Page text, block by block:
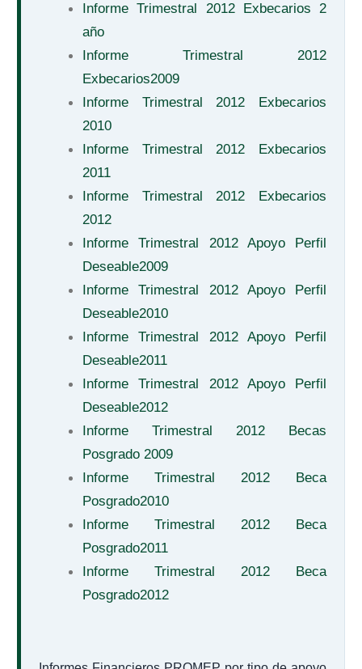
Informe Trimestral 2012 Exbecarios 2
año
Informe Trimestral 2012
Exbecarios2009
Informe Trimestral 2012 Exbecarios
2010
Informe Trimestral 2012 Exbecarios
2011
Informe Trimestral 2012 Exbecarios
2012
Informe Trimestral 2012 Apoyo Perfil
Deseable2009
Informe Trimestral 2012 Apoyo Perfil
Deseable2010
Informe Trimestral 2012 Apoyo Perfil
Deseable2011
Informe Trimestral 2012 Apoyo Perfil
Deseable2012
Informe Trimestral 2012 Becas
Posgrado 2009
Informe Trimestral 2012 Beca
Posgrado2010
Informe Trimestral 2012 Beca
Posgrado2011
Informe Trimestral 2012 Beca
Posgrado2012